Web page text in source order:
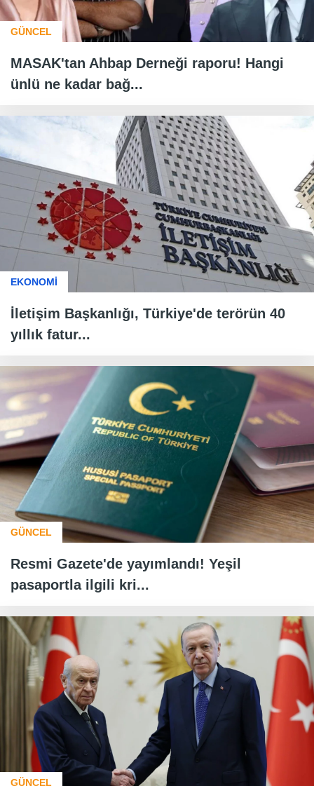
GÜNCEL
MASAK'tan Ahbap Derneği raporu! Hangi
ünlü ne kadar bağ...
EKONOMİ
İletişim Başkanlığı, Türkiye'de terörün 40
yıllık fatur...
GÜNCEL
Resmi Gazete'de yayımlandı! Yeşil
pasaportla ilgili kri...
GÜNCEL